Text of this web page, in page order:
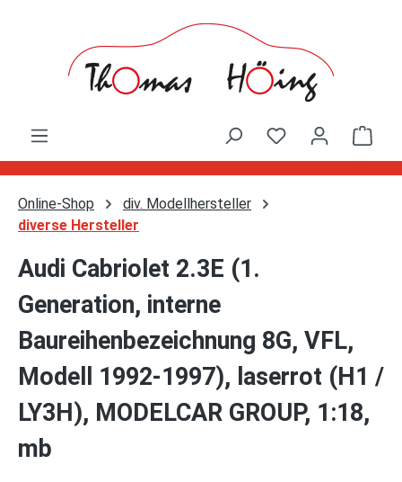
Online-Shop
div. Modellhersteller
diverse Hersteller
Audi Cabriolet 2.3E (1.
Generation, interne
Baureihenbezeichnung 8G, VFL,
Modell 1992-1997), laserrot (H1 /
LY3H), MODELCAR GROUP, 1:18,
mb